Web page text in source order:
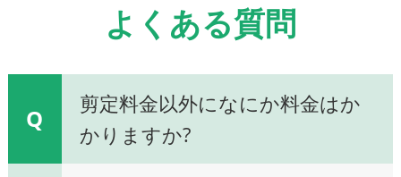
よくある質問
Q
剪定料金以外になにか料金はか
かりますか?